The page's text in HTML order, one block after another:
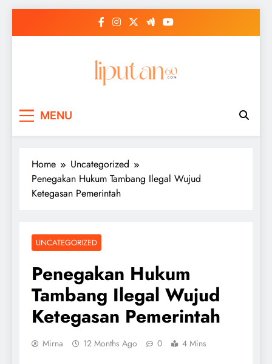
MENU
Home
Uncategorized
Penegakan Hukum Tambang Ilegal Wujud
Ketegasan Pemerintah
UNCATEGORIZED
Penegakan Hukum
Tambang Ilegal Wujud
Ketegasan Pemerintah
Mirna 12 Months Ago 0 4 Mins